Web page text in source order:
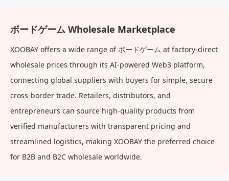
ボードゲーム Wholesale Marketplace
XOOBAY offers a wide range of ボードゲーム at factory-direct
wholesale prices through its AI-powered Web3 platform,
connecting global suppliers with buyers for simple, secure
cross-border trade. Retailers, distributors, and
entrepreneurs can source high-quality products from
verified manufacturers with transparent pricing and
streamlined logistics, making XOOBAY the preferred choice
for B2B and B2C wholesale worldwide.